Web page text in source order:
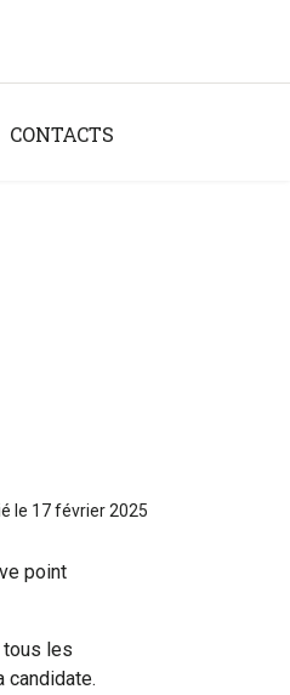
CONTACTS
le 17 février 2025
point
tous les
candidate.